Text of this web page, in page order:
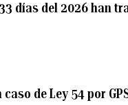
días del 2026 han
de Ley 54 por